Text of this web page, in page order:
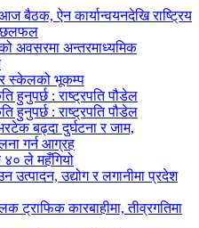
बैठक, ऐन कार्यान्वयनदेखि राष्ट्रिय
छलफल
अवसरमा अन्तरमाध्यमिक
स्केलको भूकम्प
हुनुपर्छ : राष्ट्रपति पौडेल
हुनुपर्छ : राष्ट्रपति पौडेल
बढ्दा दुर्घटना र जाम,
गर्न आग्रह
४० ले महँगियो
उत्पादन, उद्योग र लगानीमा प्रदेश
ट्राफिक कारबाहीमा, तीव्रगतिमा